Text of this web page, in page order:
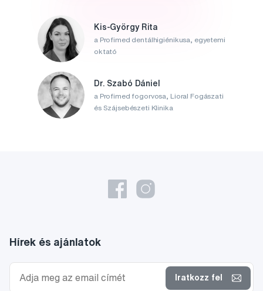
Kis-György Rita
a Profimed dentálhigiénikusa, egyetemi
oktató
Dr. Szabó Dániel
a Profimed fogorvosa, Lioral Fogászati
és Szájsebészeti Klinika
Hírek és ajánlatok
Iratkozz fel